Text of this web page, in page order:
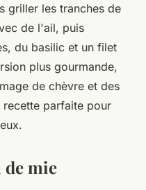
griller les tranches de
de l'ail, puis
du basilic et un filet
plus gourmande,
de chèvre et des
recette parfaite pour
de mie